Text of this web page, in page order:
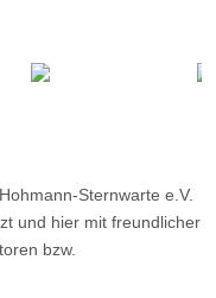
Sternwarte e.V.
und hier mit freundlicher
bzw.